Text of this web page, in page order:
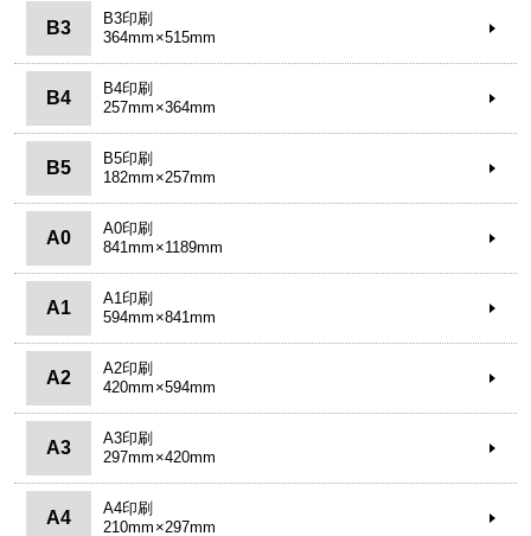
B3
B3印刷
364mm×515mm
B4
B4印刷
257mm×364mm
B5
B5印刷
182mm×257mm
A0
A0印刷
841mm×1189mm
A1
A1印刷
594mm×841mm
A2
A2印刷
420mm×594mm
A3
A3印刷
297mm×420mm
A4
A4印刷
210mm×297mm